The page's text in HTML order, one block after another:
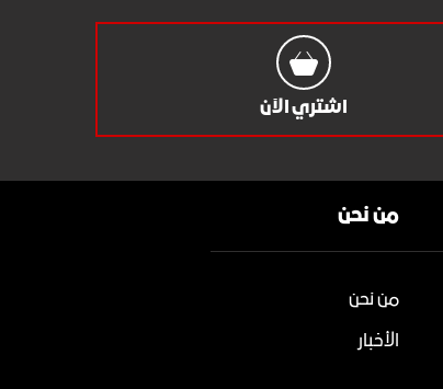
اشتري الآن
من نحن
من نحن
الأخبار